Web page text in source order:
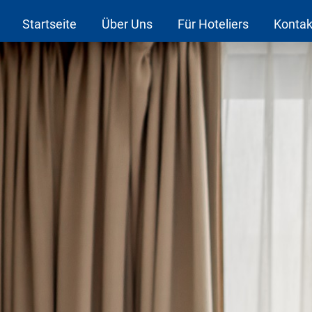
Startseite Über Uns Für Hoteliers